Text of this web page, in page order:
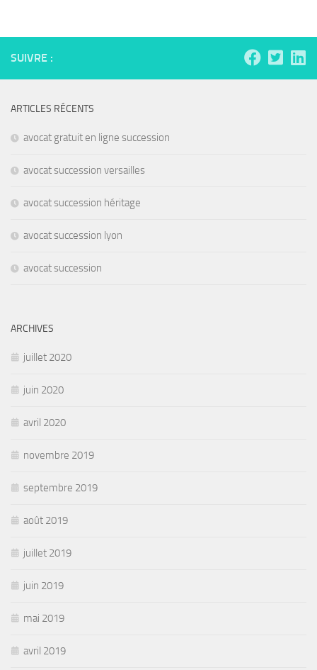
SUIVRE :
ARTICLES RÉCENTS
avocat gratuit en ligne succession
avocat succession versailles
avocat succession héritage
avocat succession lyon
avocat succession
ARCHIVES
juillet 2020
juin 2020
avril 2020
novembre 2019
septembre 2019
août 2019
juillet 2019
juin 2019
mai 2019
avril 2019